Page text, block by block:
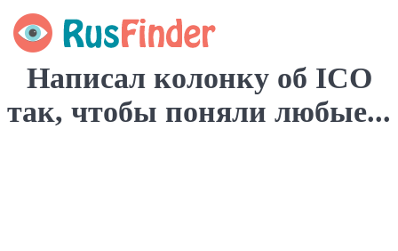
Написал колонку об ICO
так, чтобы поняли любые...